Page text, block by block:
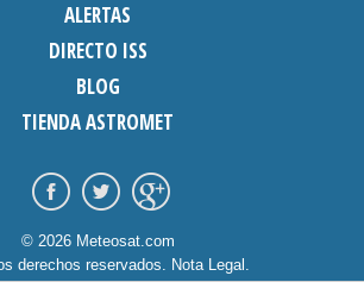
ALERTAS
DIRECTO ISS
BLOG
TIENDA ASTROMET
© 2026 Meteosat.com
derechos reservados. Nota Legal .